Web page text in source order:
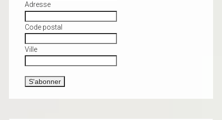
Adresse
Code postal
Ville